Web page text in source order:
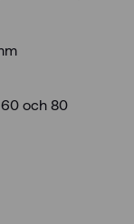
60 och 80